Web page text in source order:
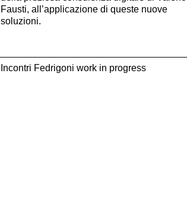
Fausti, all’applicazione di queste nuove
soluzioni.
Incontri Fedrigoni work in progress